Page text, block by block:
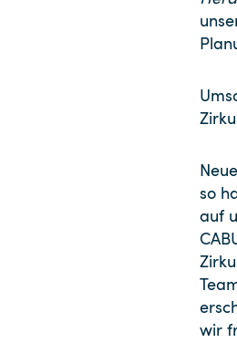
Neue
so
auf
wir